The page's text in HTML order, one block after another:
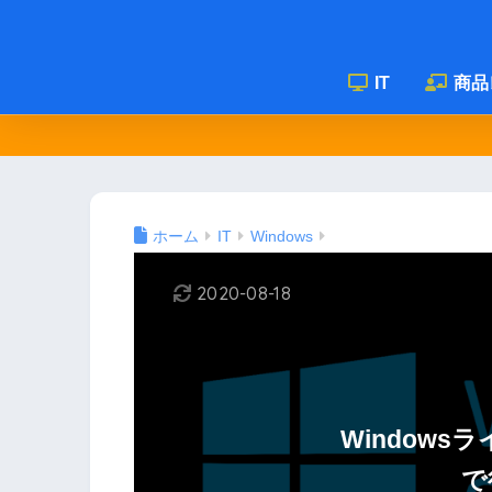
IT 商
ホーム IT Windows
Windowsラ
2020-08-18